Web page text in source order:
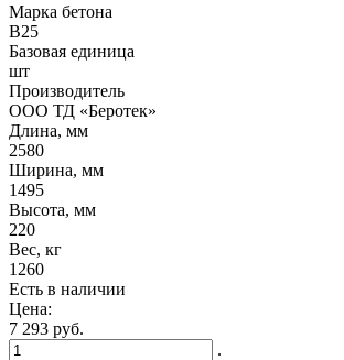
Марка бетона
B25
Базовая единица
шт
Производитель
ООО ТД «Беротек»
Длина, мм
2580
Ширина, мм
1495
Высота, мм
220
Вес, кг
1260
Есть в наличии
Цена:
7 293 руб.
.